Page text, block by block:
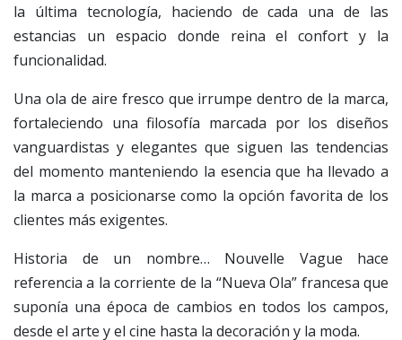
la última tecnología, haciendo de cada una de las
estancias un espacio donde reina el confort y la
funcionalidad.
Una ola de aire fresco que irrumpe dentro de la marca,
fortaleciendo una filosofía marcada por los diseños
vanguardistas y elegantes que siguen las tendencias
del momento manteniendo la esencia que ha llevado a
la marca a posicionarse como la opción favorita de los
clientes más exigentes.
Historia de un nombre… Nouvelle Vague hace
referencia a la corriente de la “Nueva Ola” francesa que
suponía una época de cambios en todos los campos,
desde el arte y el cine hasta la decoración y la moda.